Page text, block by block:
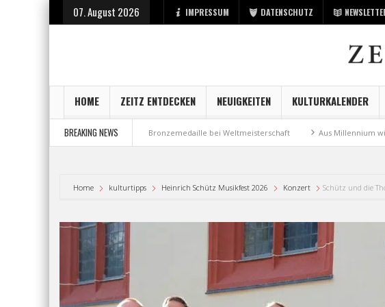
07. August 2026 IMPRESSUM DATENSCHUTZ
HOME ZEITZ ENTDECKEN NEUIGKEITEN KULTURKALENDER
BREAKING NEWS
bei der Stadt Zeitz Bronzemedaille bei Weltmeisterschaft Aus Millennium wird
Home kulturtipps Heinrich Schütz Musikfest 2026 Konzert Schütz und die